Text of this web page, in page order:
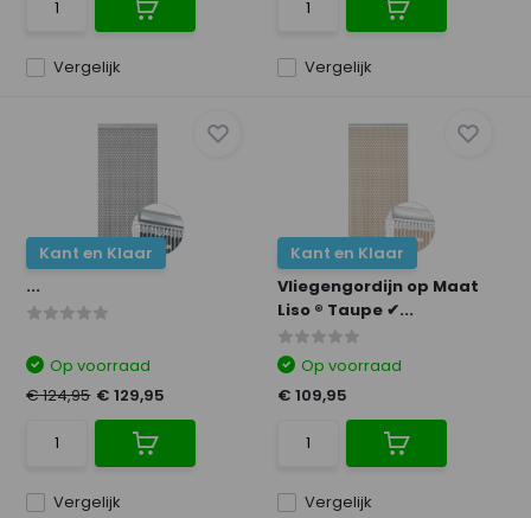
Vergelijk Vergelijk
Kant en Klaar
...
Vergelijk
Op voorraad
€ 124,95 € 129,95
Kant en Klaar
Vliegengordijn op Maat
Liso ® Taupe ✔...
Vergelijk
Op voorraad
€ 109,95